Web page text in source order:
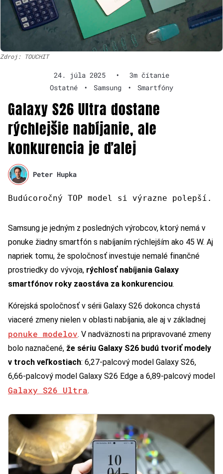
Zdroj: TOUCHIT
24. júla 2025 •
3m čítanie
Ostatné
• Samsung • Smartfóny
Galaxy S26 Ultra dostane
rýchlejšie nabíjanie, ale
konkurencia je ďalej
Peter Hupka
Budúcoročný TOP model si výrazne polepší.
Samsung je jedným z posledných výrobcov, ktorý nemá v
ponuke žiadny smartfón s nabíjaním rýchlejším ako 45 W. Aj
napriek tomu, že spoločnosť investuje nemalé finančné
prostriedky do vývoja, rýchlosť nabíjania Galaxy
smartfónov roky zaostáva za konkurenciou.
Kórejská spoločnosť v sérii Galaxy S26 dokonca chystá
viaceré zmeny nielen v oblasti nabíjania, ale aj v základnej
ponuke modelov. V nadväznosti na pripravované zmeny
bolo naznačené, že sériu Galaxy S26 budú tvoriť modely
v troch veľkostiach: 6,27-palcový model Galaxy S26,
6,66-palcový model Galaxy S26 Edge a 6,89-palcový model
Galaxy S26 Ultra.